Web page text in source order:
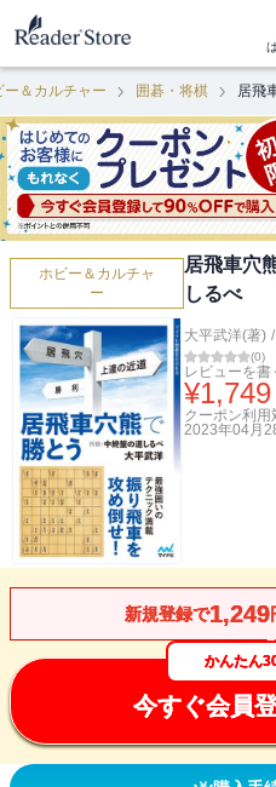
ー＆カルチャー 囲碁・将棋 居飛
ホビー＆カルチャ
ー
居飛車穴
しるべ
大平武洋(著) /
(0)
レビューを書
¥1,749
クーポン利用
2023年04月
新規登録で1,249
かんたん
今すぐ会員